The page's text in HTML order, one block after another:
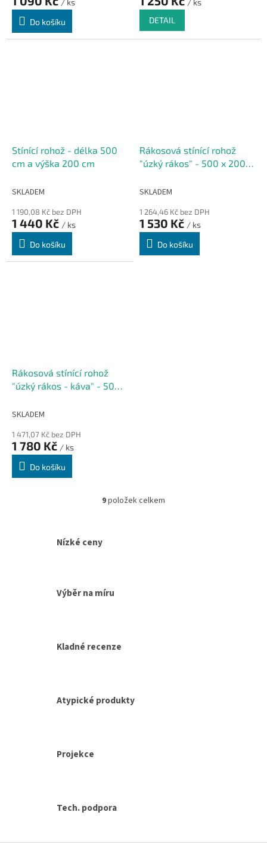
/ ks
Do košíku
/ ks
DETAIL
Stínící rohož - délka 500
cm a výška 200 cm
SKLADEM
1 190,08 Kč bez DPH
1 440 Kč / ks
Do košíku
Rákosová stínící rohož
"úzký rákos" - 500 x 200
SKLADEM
1 264,46 Kč bez DPH
1 530 Kč / ks
Do košíku
Rákosová stínící rohož
"úzký rákos - káva" - 500 x
SKLADEM
1 471,07 Kč bez DPH
1 780 Kč / ks
Do košíku
O
s
u
9položek celkem
Nízké ceny
Výběr na míru
Kladné recenze
Atypické produkty
Projekce
Tech. podpora